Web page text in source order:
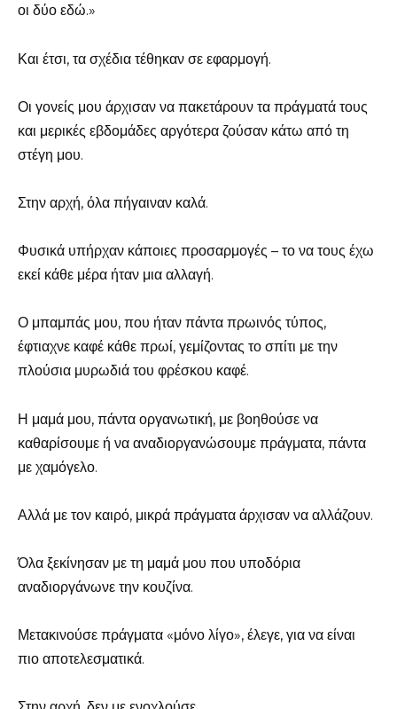
οι δύο εδώ.»
Και έτσι, τα σχέδια τέθηκαν σε εφαρμογή.
Οι γονείς μου άρχισαν να πακετάρουν τα πράγματά τους
και μερικές εβδομάδες αργότερα ζούσαν κάτω από τη
στέγη μου.
Στην αρχή, όλα πήγαιναν καλά.
Φυσικά υπήρχαν κάποιες προσαρμογές – το να τους έχω
εκεί κάθε μέρα ήταν μια αλλαγή.
Ο μπαμπάς μου, που ήταν πάντα πρωινός τύπος,
έφτιαχνε καφέ κάθε πρωί, γεμίζοντας το σπίτι με την
πλούσια μυρωδιά του φρέσκου καφέ.
Η μαμά μου, πάντα οργανωτική, με βοηθούσε να
καθαρίσουμε ή να αναδιοργανώσουμε πράγματα, πάντα
με χαμόγελο.
Αλλά με τον καιρό, μικρά πράγματα άρχισαν να αλλάζουν.
Όλα ξεκίνησαν με τη μαμά μου που υποδόρια
αναδιοργάνωνε την κουζίνα.
Μετακινούσε πράγματα «μόνο λίγο», έλεγε, για να είναι
πιο αποτελεσματικά.